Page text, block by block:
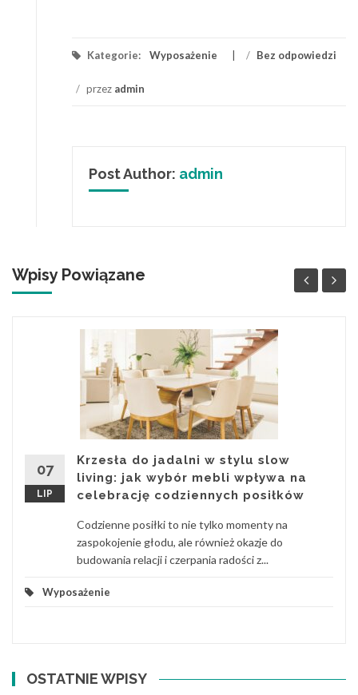
Kategorie: Wyposażenie / Bez odpowiedzi
/ przez admin
Post Author: admin
Wpisy Powiązane
07
LIP
Krzesła do jadalni w stylu slow
living: jak wybór mebli wpływa na
celebrację codziennych posiłków
Codzienne posiłki to nie tylko momenty na
zaspokojenie głodu, ale również okazje do
budowania relacji i czerpania radości z...
Wyposażenie
OSTATNIE WPISY